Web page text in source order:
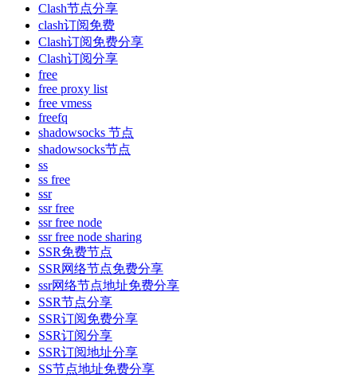
Clash节点分享
clash订阅免费
Clash订阅免费分享
Clash订阅分享
free
free proxy list
free vmess
freefq
shadowsocks 节点
shadowsocks节点
ss
ss free
ssr
ssr free
ssr free node
ssr free node sharing
SSR免费节点
SSR网络节点免费分享
ssr网络节点地址免费分享
SSR节点分享
SSR订阅免费分享
SSR订阅分享
SSR订阅地址分享
SS节点地址免费分享